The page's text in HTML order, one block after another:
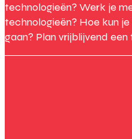
technologieën? Werk je
technologieën? Hoe kun
gaan? Plan vrijblijvend